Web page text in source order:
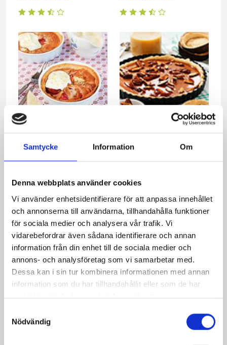
Samtycke Information Om
Denna webbplats använder cookies
Vi använder enhetsidentifierare för att anpassa innehållet
och annonserna till användarna, tillhandahålla funktioner
för sociala medier och analysera vår trafik. Vi
vidarebefordrar även sådana identifierare och annan
information från din enhet till de sociala medier och
annons- och analysföretag som vi samarbetar med.
Dessa kan i sin tur kombinera informationen med annan
information som du har tillhandahållit eller som de har
samlat in när du har använt deras tjänster.
Nödvändig
Små äppelpajer
Chokladkolapaj med
karamellmandlar
Relaterade recept:
kalla pajer skinkpaj skink pajer
kall
paj
Dela
på
Facebook
Dela
på
Twitter
Dela
på
Pinterest
Dela
via
e-
post
Skriv
ut